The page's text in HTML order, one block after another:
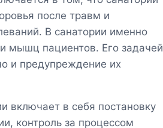
после травм и
В санатории именно
мышц пациентов. Его задачей
и предупреждение их
включает в себя постановку
контроль за процессом